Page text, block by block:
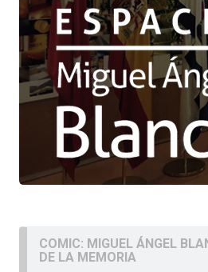
COMIC: MIGUEL ÁNGEL
DE LA MEMORIA